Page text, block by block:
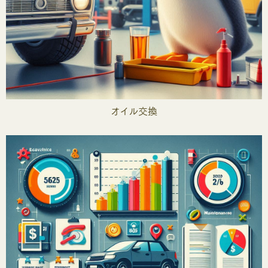
オイル交換